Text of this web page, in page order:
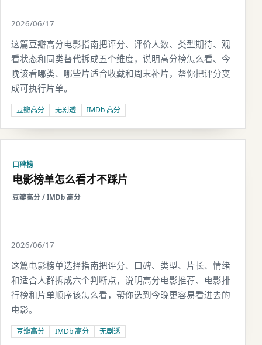
2026/06/17
这篇豆瓣高分电影指南把评分、评价人数、类型期待、观
看状态和同类替代拆成五个维度，说明高分榜怎么看、今
晚该看哪类、哪些片适合收藏和周末补片，帮你把评分变
成可执行片单。
豆瓣高分 无剧透 IMDb 高分
口碑榜
电影榜单怎么看才不踩片
豆瓣高分 / IMDb 高分
2026/06/17
这篇电影榜单选择指南把评分、口碑、类型、片长、情绪
和适合人群拆成六个判断点，说明高分电影推荐、电影排
行榜和片单顺序该怎么看，帮你选到今晚更容易看进去的
电影。
豆瓣高分 IMDb 高分 无剧透